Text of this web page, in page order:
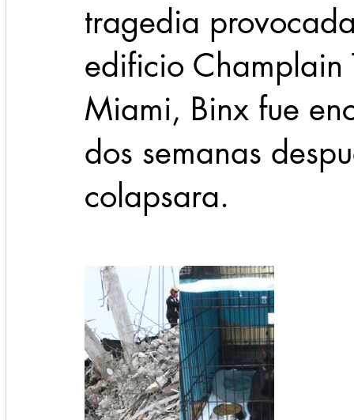
tragedia
edificio Champlain
Miami, Binx fue
dos semanas
colapsara.